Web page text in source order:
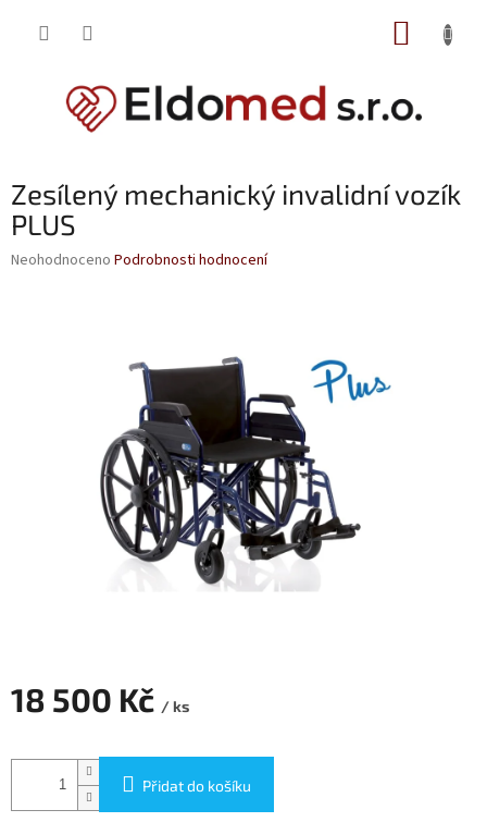
Zesílený mechanický invalidní vozík
PLUS
Průměrné
Neohodnoceno Podrobnosti hodnocení
18 500 Kč / ks
cena:
Přidat do košíku